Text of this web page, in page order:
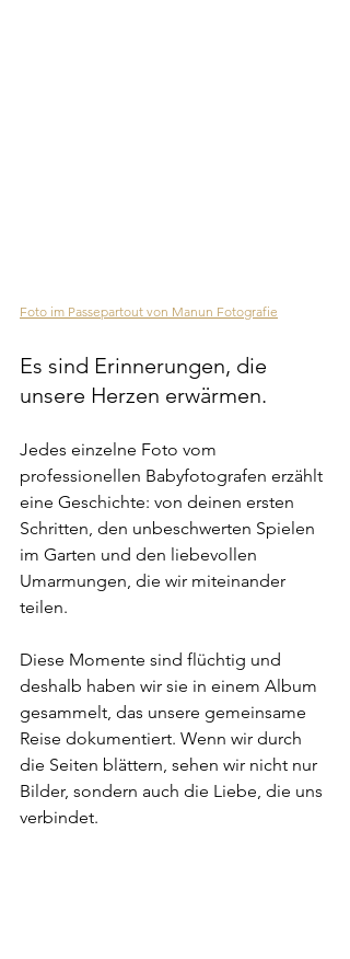
Foto im Passepartout von Manun Fotografie
Es sind Erinnerungen, die
unsere Herzen erwärmen.
Jedes einzelne Foto vom
professionellen Babyfotografen erzählt
eine Geschichte: von deinen ersten
Schritten, den unbeschwerten Spielen
im Garten und den liebevollen
Umarmungen, die wir miteinander
teilen.
Diese Momente sind flüchtig und
deshalb haben wir sie in einem Album
gesammelt, das unsere gemeinsame
Reise dokumentiert. Wenn wir durch
die Seiten blättern, sehen wir nicht nur
Bilder, sondern auch die Liebe, die uns
verbindet.